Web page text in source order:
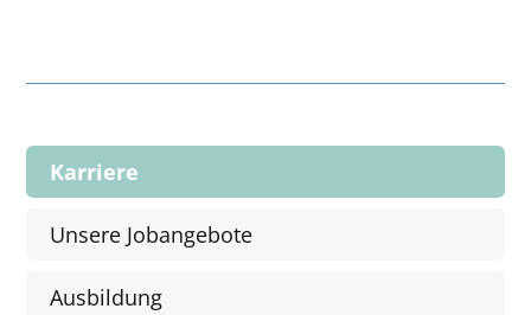
Karriere
Unsere Jobangebote
Ausbildung